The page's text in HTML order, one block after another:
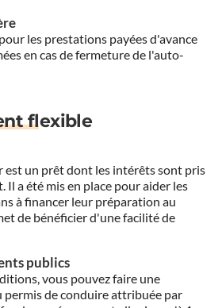
les prestations payées d'avance
en cas de fermeture de l'auto-
flexible
est un prêt dont les intérêts sont pris
Il a été mis en place pour aider les
à financer leur préparation au
de bénéficier d'une facilité de
publics
vous pouvez faire une
permis de conduire attribuée par